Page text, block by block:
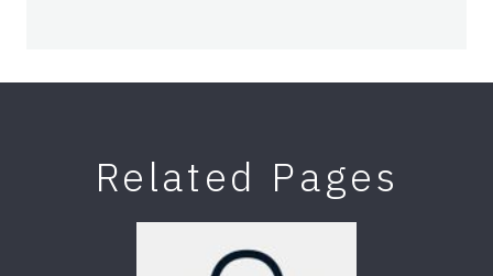
Related Pages